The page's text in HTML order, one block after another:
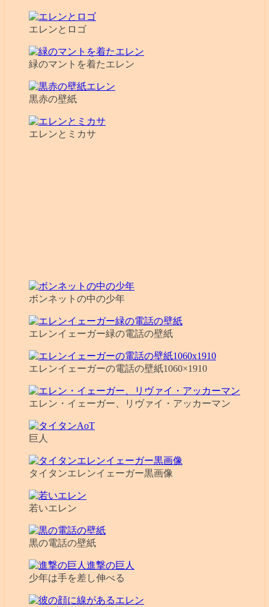
エレンとロゴ
緑のマントを着たエレン
黒赤の壁紙
エレンとミカサ
ボンネットの中の少年
エレンイェーガー緑の電話の壁紙
エレンイェーガーの電話の壁紙1060×1910
エレン・イェーガー、リヴァイ・アッカーマン
巨人
タイタンエレンイェーガー黒画像
若いエレン
黒の電話の壁紙
少年は手を差し伸べる